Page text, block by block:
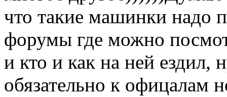
что такие машинки надо
форумы где можно
и кто и как на ней ездил,
обязательно к офицалам